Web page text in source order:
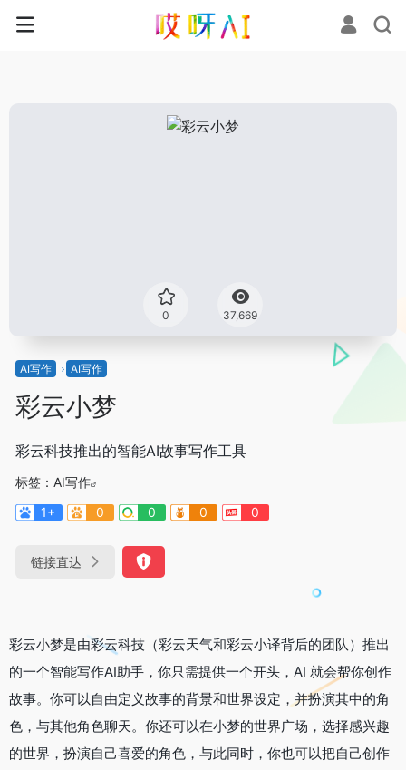
0 37,669
AI写作 AI写作
彩云小梦
彩云科技推出的智能AI故事写作工具
标签： AI写作
1+
0 0 0 0
链接直达
彩云小梦是由彩云科技（彩云天气和彩云小译背后的团队）推出
的一个智能写作AI助手，你只需提供一个开头，AI 就会帮你创作
故事。你可以自由定义故事的背景和世界设定，并扮演其中的角
色，与其他角色聊天。你还可以在小梦的世界广场，选择感兴趣
的世界，扮演自己喜爱的角色，与此同时，你也可以把自己创作